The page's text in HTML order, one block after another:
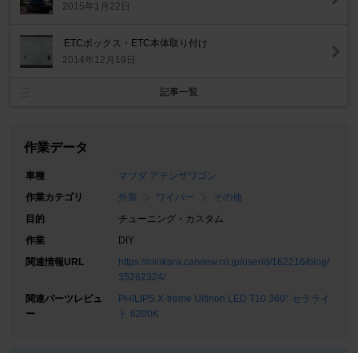
2015年1月22日
ETCボックス・ETC本体取り付け
2014年12月19日
記事一覧
作業データ
車種
マツダ アテンザワゴン
作業カテゴリ
外装 ワイパー
その他
目的
チューニング・カスタム
作業
DIY
関連情報URL
https://minkara.carview.co.jp/userid/162216/blog/
35262324/
関連パーツレビュ
ー
PHILIPS X-treme Ultinon LED T10 360° セラライ
ト 6200K